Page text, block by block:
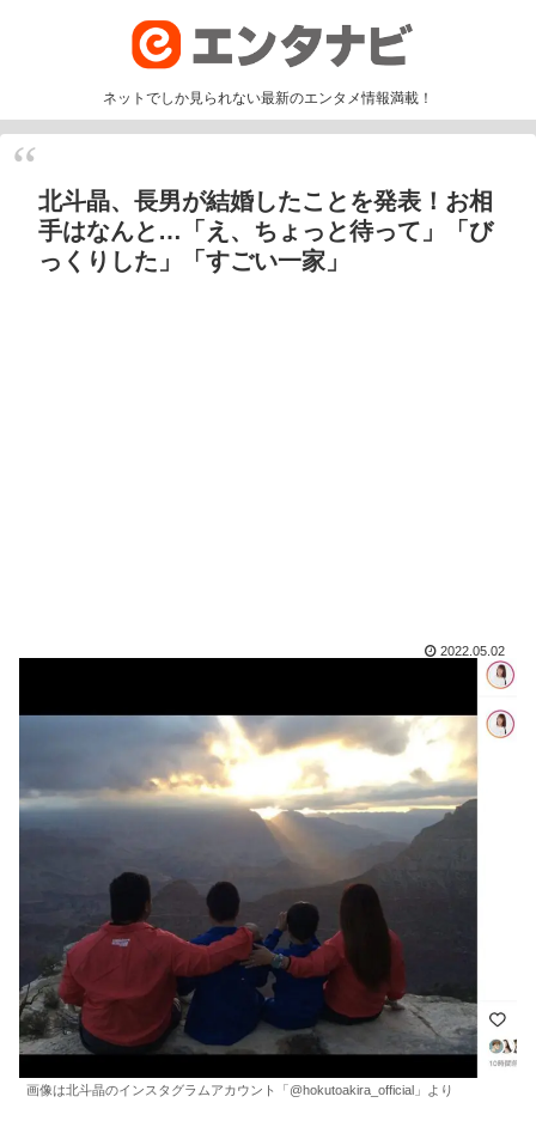
ネットでしか見られない最新のエンタメ情報満載！
北斗晶、長男が結婚したことを発表！お相
手はなんと…「え、ちょっと待って」「び
っくりした」「すごい一家」
2022.05.02
画像は北斗晶のインスタグラムアカウント「@hokutoakira_official」より